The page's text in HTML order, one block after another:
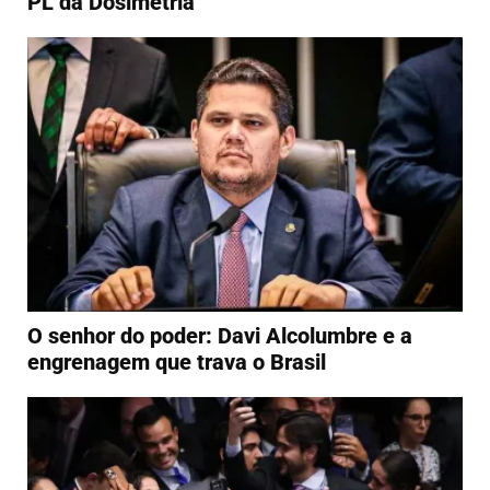
O senhor do poder: Davi Alcolumbre e a
engrenagem que trava o Brasil